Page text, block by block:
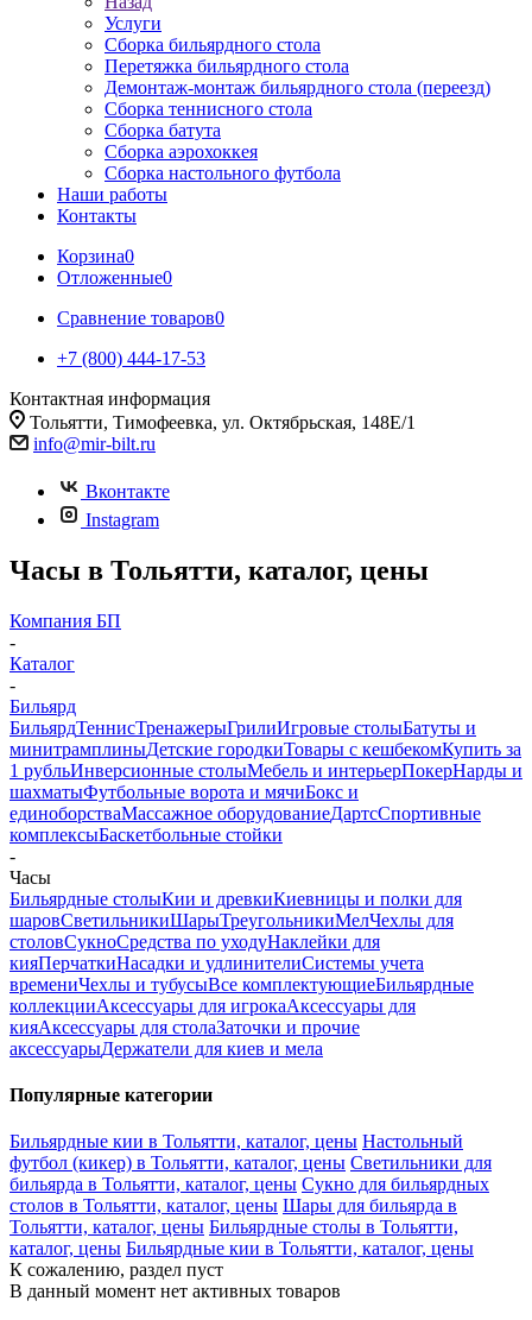
Услуги
Сборка бильярдного стола
Перетяжка бильярдного стола
Демонтаж-монтаж бильярдного стола (переезд)
Сборка теннисного стола
Сборка батута
Сборка аэрохоккея
Сборка настольного футбола
Наши работы
Контакты
Корзина0
Отложенные0
Сравнение товаров0
+7 (800) 444-17-53
Контактная информация
Тольятти, Тимофеевка, ул. Октябрьская, 148Е/1
info@mir-bilt.ru
Вконтакте
Instagram
Часы в Тольятти, каталог, цены
Компания БП
-
Каталог
-
Бильярд
БильярдТеннисТренажерыГрилиИгровые столыБатуты и
минитрамплиныДетские городкиТовары с кешбекомКупить за
1 рубльИнверсионные столыМебель и интерьерПокерНарды и
шахматыФутбольные ворота и мячиБокс и
единоборстваМассажное оборудованиеДартсСпортивные
комплексыБаскетбольные стойки
-
Часы
Бильярдные столыКии и древкиКиевницы и полки для
шаровСветильникиШарыТреугольникиМелЧехлы для
столовСукноСредства по уходуНаклейки для
кияПерчаткиНасадки и удлинителиСистемы учета
времениЧехлы и тубусыВсе комплектующиеБильярдные
коллекцииАксессуары для игрокаАксессуары для
кияАксессуары для столаЗаточки и прочие
аксессуарыДержатели для киев и мела
Популярные категории
Бильярдные кии в Тольятти, каталог, цены Настольный
футбол (кикер) в Тольятти, каталог, цены Светильники для
бильярда в Тольятти, каталог, цены Сукно для бильярдных
столов в Тольятти, каталог, цены Шары для бильярда в
Тольятти, каталог, цены Бильярдные столы в Тольятти,
каталог, цены Бильярдные кии в Тольятти, каталог, цены
К сожалению, раздел пуст
В данный момент нет активных товаров